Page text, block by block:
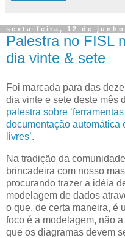
sexta-feira, 12 de junho
Palestra no FISL
dia vinte & sete
Foi marcada para das
dia vinte e sete deste mês
palestra sobre
documentação automática
livres’.
Na tradição da
brincadeira com nosso
procurando trazer a idéia
modelagem de dados
o que, de certa maneira, é
foco é a modelagem, não
que os diagramas devem